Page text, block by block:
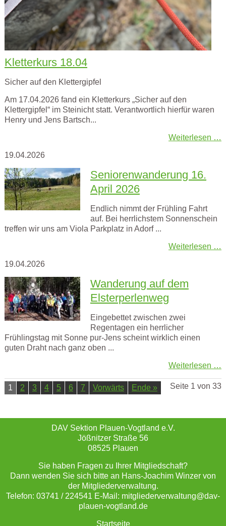
Kletterkurs 18.04
Sicher auf den Klettergipfel
Am 17.04.2026 fand ein Kletterkurs „Sicher auf den
Klettergipfel“ im Steinicht statt. Verantwortlich hierfür waren
Henry und Jens Bartsch...
Weiterlesen …
19.04.2026
Seniorenwanderung 16.
April 2026
Endlich nimmt der Frühling Fahrt
auf. Bei herrlichstem Sonnenschein
treffen wir uns am Viola Parkplatz in Adorf ...
Weiterlesen …
19.04.2026
Wanderung auf dem
Elsterperlenweg
Eingebettet zwischen zwei
Regentagen ein herrlicher
Frühlingstag mit Sonne pur-Jens scheint wirklich einen
guten Draht nach ganz oben ...
Weiterlesen …
Seite 1 von 33
1 2 3 4 5 6 7 Vorwärts Ende »
DAV Sektion Plauen-Vogtland e.V.
Jößnitzer Straße 56
08525 Plauen
Sie haben Fragen zu Ihrer Mitgliedschaft?
Dann wenden Sie sich bitte an Hans-Joachim Winzer von
der Mitgliederverwaltung.
Telefon: 03741 / 224541 E-Mail: mitgliederverwaltung@dav-
plauen-vogtland.de
Startseite